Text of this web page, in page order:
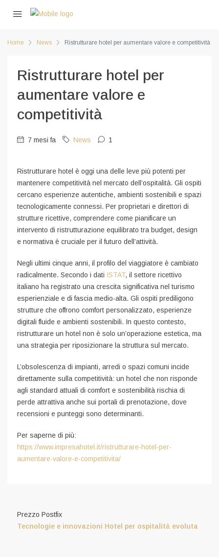
Home News Ristrutturare hotel per aumentare valore e competitività
Ristrutturare hotel per
aumentare valore e
competitività
7 mesi fa News 1
Ristrutturare hotel è oggi una delle leve più potenti per
mantenere competitività nel mercato dell’ospitalità. Gli ospiti
cercano esperienze autentiche, ambienti sostenibili e spazi
tecnologicamente connessi. Per proprietari e direttori di
strutture ricettive, comprendere come pianificare un
intervento di ristrutturazione equilibrato tra budget, design
e normativa è cruciale per il futuro dell’attività.
Negli ultimi cinque anni, il profilo del viaggiatore è cambiato
radicalmente. Secondo i dati ISTAT, il settore ricettivo
italiano ha registrato una crescita significativa nel turismo
esperienziale e di fascia medio-alta. Gli ospiti prediligono
strutture che offrono comfort personalizzato, esperienze
digitali fluide e ambienti sostenibili. In questo contesto,
ristrutturare un hotel non è solo un’operazione estetica, ma
una strategia per riposizionare la struttura sul mercato.
L’obsolescenza di impianti, arredi o spazi comuni incide
direttamente sulla competitività: un hotel che non risponde
agli standard attuali di comfort e sostenibilità rischia di
perde attrattiva anche sui portali di prenotazione, dove
recensioni e punteggi sono determinanti.
Per saperne di più:
https://www.impresahotel.it/ristrutturare-hotel-per-
aumentare-valore-e-competitivita/
Prezzo Postfix
Tecnologie e innovazioni Hotel per ospitalità evoluta